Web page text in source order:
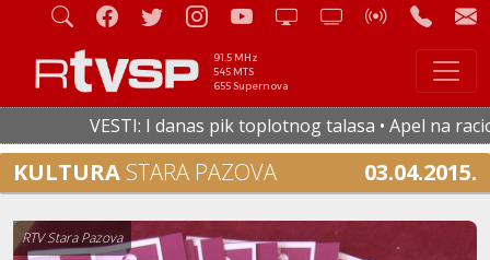
91.5 MHz
545 MTS
655 Supernova
VESTI: I danas pik toplotnog talasa • Apel na
KULTURA STARA PAZOVA 03.04.2015.
RTV Stara Pazova